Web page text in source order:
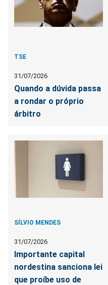
TSE
31/07/2026
Quando a dúvida passa
a rondar o próprio
árbitro
SÍLVIO MENDES
31/07/2026
Importante capital
nordestina sanciona lei
que proíbe uso de